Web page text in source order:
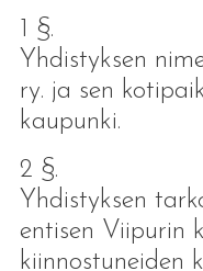
1 §.
Yhdistyksen
ry. ja sen
kaupunki.
2 §.
Yhdistyksen
entisen Viipurin
kiinnostuneiden